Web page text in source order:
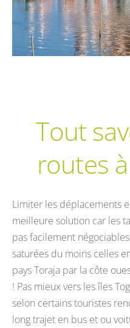
Tout
routes
Limiter les déplacements
meilleure solution car les
pas facilement
saturées du moins celles
pays Toraja par la côte
! Pas mieux vers les îles
selon certains touristes
long trajet en bus et ou